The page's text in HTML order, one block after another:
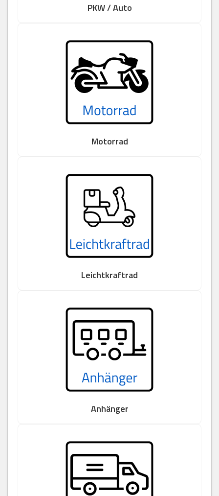
PKW / Auto
Motorrad
Leichtkraftrad
Anhänger